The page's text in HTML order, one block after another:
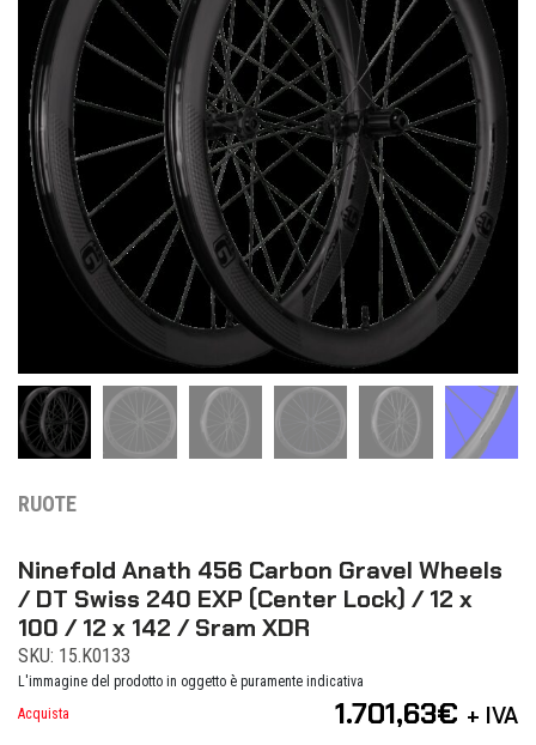
RUOTE
Ninefold Anath 456 Carbon Gravel Wheels
/ DT Swiss 240 EXP (Center Lock) / 12 x
100 / 12 x 142 / Sram XDR
SKU: 15.K0133
L'immagine del prodotto in oggetto è puramente indicativa
Acquista
1.701,63€ + IVA